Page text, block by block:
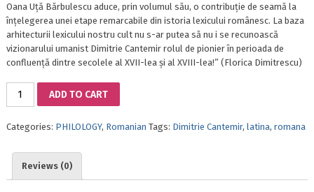
Oana Uță Bărbulescu aduce, prin volumul său, o contribuție de seamă la
înțelegerea unei etape remarcabile din istoria lexicului românesc. La baza
arhitecturii lexicului nostru cult nu s-ar putea să nu i se recunoască
vizionarului umanist Dimitrie Cantemir rolul de pionier în perioada de
confluență dintre secolele al XVII-lea și al XVIII-lea!” (Florica Dimitrescu)
NAVARE.
SOURCES
ADD TO CART
Categories: PHILOLOGY, Romanian Tags: Dimitrie Cantemir, latina, romana
Reviews (0)